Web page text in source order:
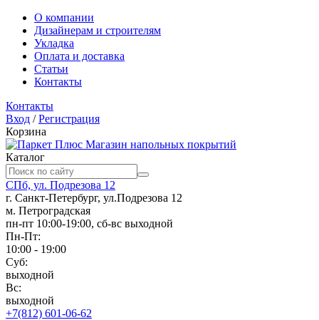
О компании
Дизайнерам и строителям
Укладка
Оплата и доставка
Статьи
Контакты
Контакты
Вход /Регистрация
Корзина
Магазин напольных покрытий
Каталог
СПб, ул. Подрезова 12
г. Санкт-Петербург, ул.Подрезова 12
м. Петроградская
пн-пт 10:00-19:00, сб-вс выходной
Пн-Пт:
10:00 - 19:00
Суб:
выходной
Вс:
выходной
+7(812) 601-06-62